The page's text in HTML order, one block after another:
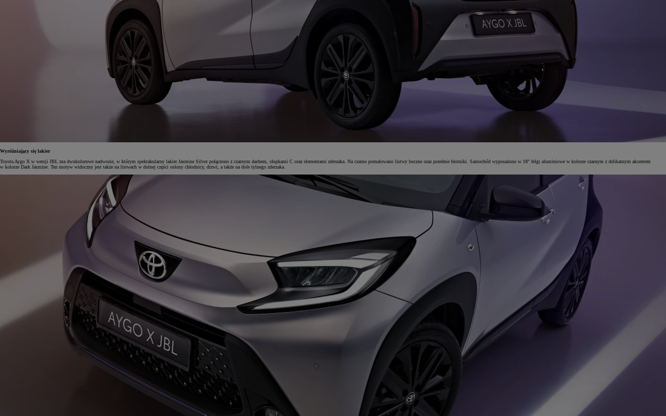
Wyróżniający się lakier
Toyota Aygo X w wersji JBL ma dwukolorowe nadwozie, w którym spektakularny lakier Jasmine Silver połączono z czarnym dachem, słupkami C oraz elementami zderzaka. Na czarno pomalowano listwy boczne oraz przednie błotniki. Samochód wyposażono w 18" felgi aluminiowe w kolorze czarnym z delikatnym akcentem
w kolorze Dark Jasmine. Ten motyw widoczny jest także na listwach w dolnej części osłony chłodnicy, drzwi, a także na dole tylnego zderzaka.